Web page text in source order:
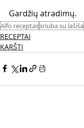
Gardžių atradimų.
Alfo receptassriuba su lašiša
RECEPTAI
KARŠTI